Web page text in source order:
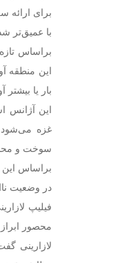
برای ارائه
با عمیق‌تر
براساس
بار یا بیشتر
این آژانس
غزه
سوخت و
براساس این
در وضعیت
فیلیپ
محصور
لازارینی